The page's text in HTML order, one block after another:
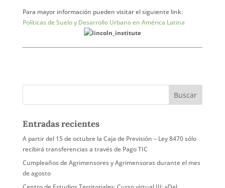
Para mayor información pueden visitar el siguiente link:
Políticas de Suelo y Desarrollo Urbano en América Latina
Entradas recientes
A partir del 15 de octubre la Caja de Previsión – Ley 8470 sólo
recibirá transferencias a través de Pago TIC
Cumpleaños de Agrimensores y Agrimensoras durante el mes
de agosto